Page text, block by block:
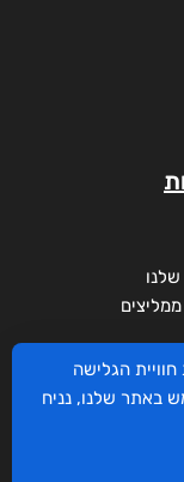
ממליצים
הגלישה
באתר שלנו, נניח